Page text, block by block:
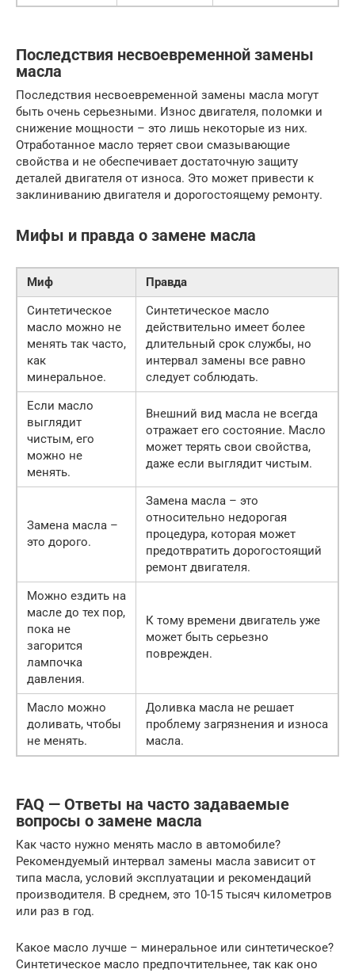
Последствия несвоевременной замены
масла
Последствия несвоевременной замены масла могут
быть очень серьезными. Износ двигателя, поломки и
снижение мощности – это лишь некоторые из них.
Отработанное масло теряет свои смазывающие
свойства и не обеспечивает достаточную защиту
деталей двигателя от износа. Это может привести к
заклиниванию двигателя и дорогостоящему ремонту.
Мифы и правда о замене масла
Миф
Правда
Синтетическое
масло можно не
менять так часто,
как
минеральное.
Синтетическое масло
действительно имеет более
длительный срок службы, но
интервал замены все равно
следует соблюдать.
Если масло
выглядит
чистым, его
можно не
менять.
Внешний вид масла не всегда
отражает его состояние. Масло
может терять свои свойства,
даже если выглядит чистым.
Замена масла –
это дорого.
Замена масла – это
относительно недорогая
процедура, которая может
предотвратить дорогостоящий
ремонт двигателя.
Можно ездить на
масле до тех пор,
пока не
загорится
лампочка
давления.
К тому времени двигатель уже
может быть серьезно
поврежден.
Масло можно
доливать, чтобы
не менять.
Доливка масла не решает
проблему загрязнения и износа
масла.
FAQ — Ответы на часто задаваемые
вопросы о замене масла
Как часто нужно менять масло в автомобиле?
Рекомендуемый интервал замены масла зависит от
типа масла, условий эксплуатации и рекомендаций
производителя. В среднем, это 10-15 тысяч километров
или раз в год.
Какое масло лучше – минеральное или синтетическое?
Синтетическое масло предпочтительнее, так как оно